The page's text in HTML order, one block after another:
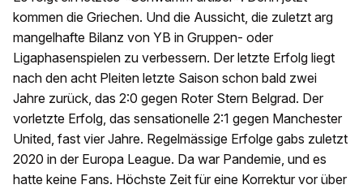
kommen die Griechen. Und die Aussicht, die zuletzt arg
mangelhafte Bilanz von YB in Gruppen- oder
Ligaphasenspielen zu verbessern. Der letzte Erfolg liegt
nach den acht Pleiten letzte Saison schon bald zwei
Jahre zurück, das 2:0 gegen Roter Stern Belgrad. Der
vorletzte Erfolg, das sensationelle 2:1 gegen Manchester
United, fast vier Jahre. Regelmässige Erfolge gabs zuletzt
2020 in der Europa League. Da war Pandemie, und es
hatte keine Fans. Höchste Zeit für eine Korrektur vor über